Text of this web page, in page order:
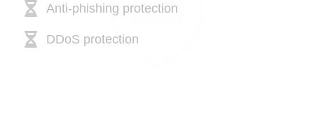
Anti-phishing protection
DDoS protection